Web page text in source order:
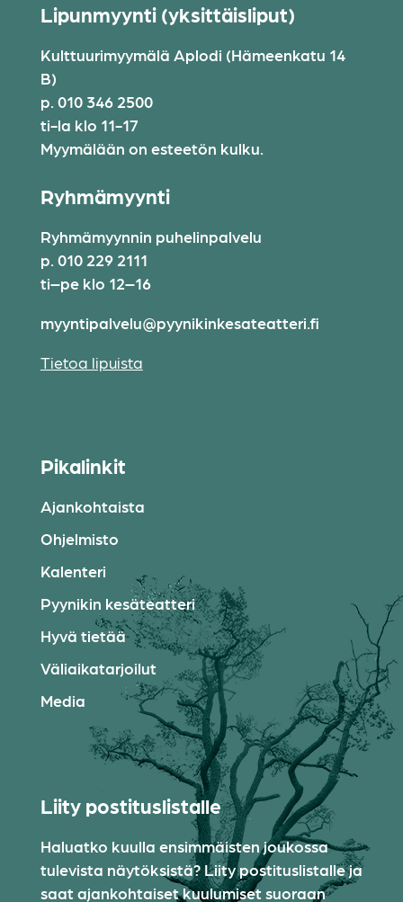
Lipunmyynti (yksittäisliput)
Kulttuurimyymälä Aplodi (Hämeenkatu 14
B)
p. 010 346 2500
ti-la klo 11-17
Myymälään on esteetön kulku.
Ryhmämyynti
Ryhmämyynnin puhelinpalvelu
p. 010 229 2111
ti–pe klo 12–16
myyntipalvelu@pyynikinkesateatteri.fi
Tietoa lipuista
Pikalinkit
Ajankohtaista
Ohjelmisto
Kalenteri
Pyynikin kesäteatteri
Hyvä tietää
Väliaikatarjoilut
Media
Liity postituslistalle
Haluatko kuulla ensimmäisten joukossa
tulevista näytöksistä? Liity postituslistalle ja
saat ajankohtaiset kuulumiset suoraan